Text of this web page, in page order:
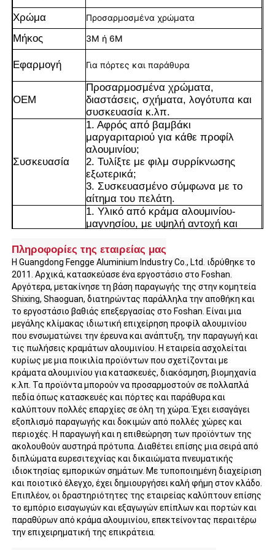
Προϊόντα
Σχετικά με εμάς
Επισκέψεις στο εργοστάσιο
Ποιοτικός έλεγχος
Επικοινωνήστε μαζί μας
Ειδήσεις
Ζητήστε μια προσφορά
Προφίλ αλουμινίου εξώθησης
Χρώμα Προσαρμοσμένα χρώματα
Μήκος 3M ή 6M
Εφαρμογή Για πόρτες και παράθυρα
OEM
Προσαρμοσμένα χρώματα,
διαστάσεις, σχήματα, λογότυπα και
συσκευασία κ.λπ.
Συσκευασία
1. Αφρός από βαμβάκι
μαργαριταριού για κάθε προφίλ
αλουμινίου;
2. Τυλίξτε με φιλμ συρρίκνωσης
εξωτερικά;
3. Συσκευασμένο σύμφωνα με το
αίτημα του πελάτη.
Πλεονεκτήματα
1. Υλικό από κράμα αλουμινίου-
μαγνησίου, με υψηλή αντοχή και
σταθερά το βάρος του εξοπλισμού/
πλαισίων. Ταυτόχρονα, είναι πολύ
ελαφρύτερο από το ατσάλι,
καθιστώντας το βολικό για μεταφορά
και εγκατάσταση.
2. Υλικό από κράμα αλουμινίου-
μαγνησίου, με υψηλή αντοχή και
επαρκή ακαμψία, μπορεί να αντέξει
σταθερά το βάρος του εξοπλισμού/
πλαισίων. Ταυτόχρονα, είναι πολύ
ελαφρύτερο από το ατσάλι,
καθιστώντας το βολικό για μεταφορά
και εγκατάσταση.
3. Η δυσκολία επεξεργασίας όπως η
κοπή και η διάτρηση είναι χαμηλή και
η συναρμολόγηση δεν απαιτεί
συγκόλληση. Το κόστος
επανεπεξεργασίας μετά από ένα
σφάλμα είναι πολύ χαμηλότερο από
αυτό του χάλυβα.
4. Συμμορφώνεται με τα ευρωπαϊκά
πρότυπα μεγέθους, είναι συμβατό με
την ίδια σειρά προφίλ αλουμινίου και
αξεσουάρ και έχει ισχυρή
Πληροφορίες της εταιρείας μας
Η Guangdong Fengge Aluminium Industry Co., Ltd. ιδρύθηκε το
2011. Αρχικά, κατασκεύασε ένα εργοστάσιο στο Foshan.
Αργότερα, μετακίνησε τη βάση παραγωγής της στην κομητεία
Shixing, Shaoguan, διατηρώντας παράλληλα την αποθήκη και
το εργοστάσιο βαθιάς επεξεργασίας στο Foshan. Είναι μια
μεγάλης κλίμακας ιδιωτική επιχείρηση προφίλ αλουμινίου
που ενσωματώνει την έρευνα και ανάπτυξη, την παραγωγή και
τις πωλήσεις κραμάτων αλουμινίου. Η εταιρεία ασχολείται
κυρίως με μια ποικιλία προϊόντων που σχετίζονται με
κράματα αλουμινίου για κατασκευές, διακόσμηση, βιομηχανία
κ.λπ. Τα προϊόντα μπορούν να προσαρμοστούν σε πολλαπλά
πεδία όπως κατασκευές και πόρτες και παράθυρα και
καλύπτουν πολλές επαρχίες σε όλη τη χώρα. Έχει εισαγάγει
εξοπλισμό παραγωγής και δοκιμών από πολλές χώρες και
περιοχές. Η παραγωγή και η επιθεώρηση των προϊόντων της
ακολουθούν αυστηρά πρότυπα. Διαθέτει επίσης μια σειρά από
διπλώματα ευρεσιτεχνίας και δικαιώματα πνευματικής
ιδιοκτησίας εμπορικών σημάτων. Με τυποποιημένη διαχείριση
και ποιοτικό έλεγχο, έχει δημιουργήσει καλή φήμη στον κλάδο.
Επιπλέον, οι δραστηριότητες της εταιρείας καλύπτουν επίσης
το εμπόριο εισαγωγών και εξαγωγών επίπλων και πορτών και
παραθύρων από κράμα αλουμινίου, επεκτείνοντας περαιτέρω
την επιχειρηματική της επικράτεια.